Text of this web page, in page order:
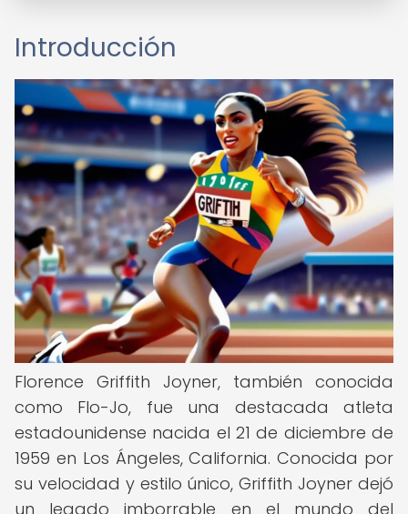
Introducción
Florence Griffith Joyner, también conocida
como Flo-Jo, fue una destacada atleta
estadounidense nacida el 21 de diciembre de
1959 en Los Ángeles, California. Conocida por
su velocidad y estilo único, Griffith Joyner dejó
un legado imborrable en el mundo del